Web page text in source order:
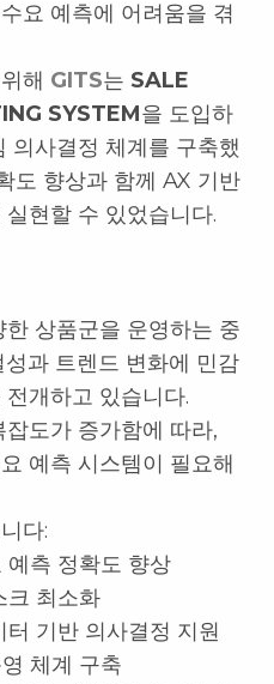
요 예측에 어려움을 겪
해 GITS는 SALE
SYSTEM을 도입하
의사결정 체계를 구축했
도 향상과 함께 AX 기반
현할 수 있었습니다.
상품군을 운영하는 중
과 트렌드 변화에 민감
개하고 있습니다.
도가 증가함에 따라,
예측 시스템이 필요해
다:
측 정확도 향상
크 최소화
기반 의사결정 지원
체계 구축